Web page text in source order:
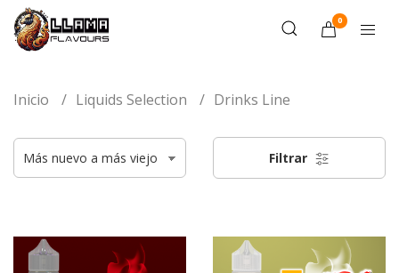
0
Inicio Liquids Selection Drinks Line
Filtrar